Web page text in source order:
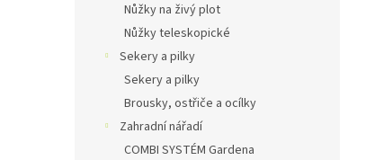
Nůžky na živý plot
Nůžky teleskopické
Sekery a pilky
Sekery a pilky
Brousky, ostřiče a ocílky
Zahradní nářadí
COMBI SYSTÉM Gardena